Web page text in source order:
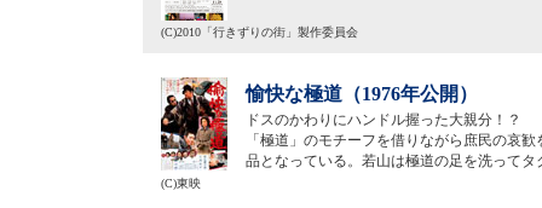
(C)2010「行きずりの街」製作委員会
愉快な極道（1976年公開）
ドスのかわりにハンドル握った大親分！？
「極道」のモチーフを借りながら庶民の哀
品となっている。若山は極道の足を洗ってタ
(C)東映